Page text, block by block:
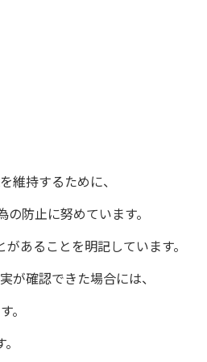
維持するために、
防止に努めています。
あることを明記しています。
が確認できた場合には、
。